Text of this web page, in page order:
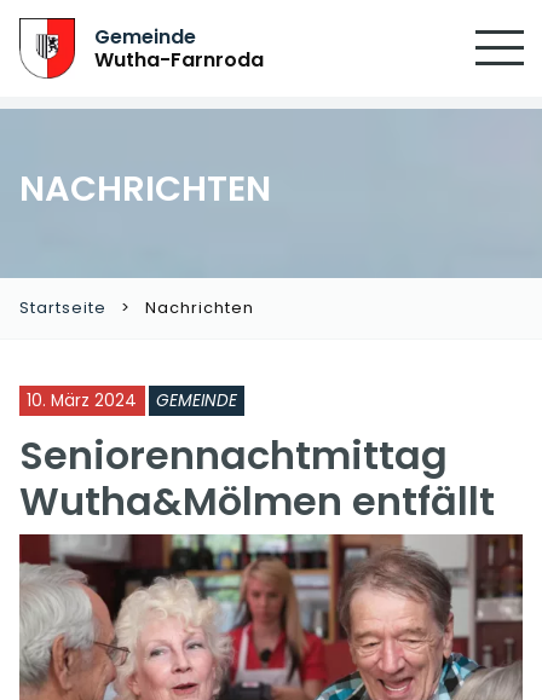
Gemeinde
Wutha-Farnroda
NACHRICHTEN
Startseite Nachrichten
10. März 2024 GEMEINDE
Seniorennachtmittag
Wutha&Mölmen entfällt